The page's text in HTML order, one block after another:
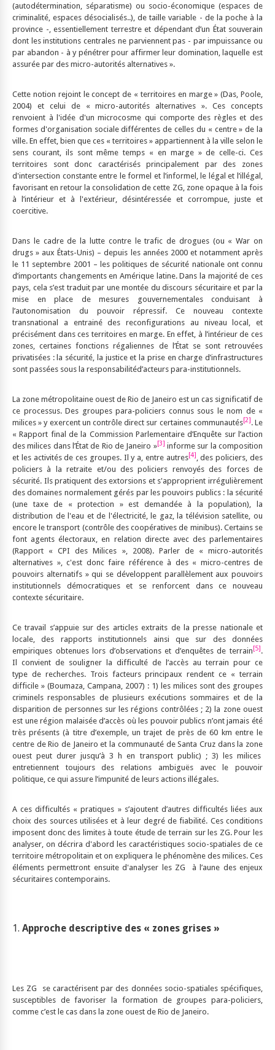
(autodétermination, séparatisme) ou socio-économique (espaces de
criminalité, espaces désocialisés..), de taille variable - de la poche à la
province -, essentiellement terrestre et dépendant d’un État souverain
dont les institutions centrales ne parviennent pas - par impuissance ou
par abandon - à y pénétrer pour affirmer leur domination, laquelle est
assurée par des micro-autorités alternatives ».
Cette notion rejoint le concept de « territoires en marge » (Das, Poole,
2004) et celui de « micro-autorités alternatives ». Ces concepts
renvoient à l'idée d'un microcosme qui comporte des règles et des
formes d'organisation sociale différentes de celles du « centre » de la
ville. En effet, bien que ces « territoires » appartiennent à la ville selon le
sens courant, ils sont même temps « en marge » de celle-ci. Ces
territoires sont donc caractérisés principalement par des zones
d'intersection constante entre le formel et l’informel, le légal et l’illégal,
favorisant en retour la consolidation de cette ZG, zone opaque à la fois
à l’intérieur et à l'extérieur, désintéressée et corrompue, juste et
coercitive.
Dans le cadre de la lutte contre le trafic de drogues (ou « War on
drugs » aux États-Unis) – depuis les années 2000 et notamment après
le 11 septembre 2001 – les politiques de sécurité nationale ont connu
d’importants changements en Amérique latine. Dans la majorité de ces
pays, cela s’est traduit par une montée du discours sécuritaire et par la
mise en place de mesures gouvernementales conduisant à
l’autonomisation du pouvoir répressif. Ce nouveau contexte
transnational a entrainé des reconfigurations au niveau local, et
précisément dans ces territoires en marge. En effet, à l’intérieur de ces
zones, certaines fonctions régaliennes de l’État se sont retrouvées
privatisées : la sécurité, la justice et la prise en charge d’infrastructures
sont passées sous la responsabilitéd’acteurs para-institutionnels.
La zone métropolitaine ouest de Rio de Janeiro est un cas significatif de
ce processus. Des groupes para-policiers connus sous le nom de «
milices » y exercent un contrôle direct sur certaines communautés[2]. Le
« Rapport final de la Commission Parlementaire d’Enquête sur l’action
des milices dans l’État de Rio de Janeiro »[3] informe sur la composition
et les activités de ces groupes. Il y a, entre autres[4], des policiers, des
policiers à la retraite et/ou des policiers renvoyés des forces de
sécurité. Ils pratiquent des extorsions et s'approprient irrégulièrement
des domaines normalement gérés par les pouvoirs publics : la sécurité
(une taxe de « protection » est demandée à la population), la
distribution de l'eau et de l'électricité, le gaz, la télévision satellite, ou
encore le transport (contrôle des coopératives de minibus). Certains se
font agents électoraux, en relation directe avec des parlementaires
(Rapport « CPI des Milices », 2008). Parler de « micro-autorités
alternatives », c'est donc faire référence à des « micro-centres de
pouvoirs alternatifs » qui se développent parallèlement aux pouvoirs
institutionnels démocratiques et se renforcent dans ce nouveau
contexte sécuritaire.
Ce travail s’appuie sur des articles extraits de la presse nationale et
locale, des rapports institutionnels ainsi que sur des données
empiriques obtenues lors d’observations et d’enquêtes de terrain[5].
Il convient de souligner la difficulté de l’accès au terrain pour ce
type de recherches. Trois facteurs principaux rendent ce « terrain
difficile » (Boumaza, Campana, 2007) : 1) les milices sont des groupes
criminels responsables de plusieurs exécutions sommaires et de la
disparition de personnes sur les régions contrôlées ; 2) la zone ouest
est une région malaisée d’accès où les pouvoir publics n’ont jamais été
très présents (à titre d’exemple, un trajet de près de 60 km entre le
centre de Rio de Janeiro et la communauté de Santa Cruz dans la zone
ouest peut durer jusqu’à 3 h en transport public) ; 3) les milices
entretiennent toujours des relations ambiguës avec le pouvoir
politique, ce qui assure l’impunité de leurs actions illégales.
A ces difficultés « pratiques » s’ajoutent d’autres difficultés liées aux
choix des sources utilisées et à leur degré de fiabilité. Ces conditions
imposent donc des limites à toute étude de terrain sur les ZG. Pour les
analyser, on décrira d'abord les caractéristiques socio-spatiales de ce
territoire métropolitain et on expliquera le phénomène des milices. Ces
éléments permettront ensuite d'analyser les ZG à l’aune des enjeux
sécuritaires contemporains.
1. Approche descriptive des « zones grises »
Les ZG se caractérisent par des données socio-spatiales spécifiques,
susceptibles de favoriser la formation de groupes para-policiers,
comme c’est le cas dans la zone ouest de Rio de Janeiro.